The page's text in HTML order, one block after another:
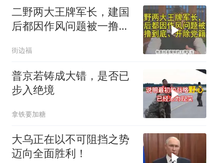
二野两大王牌军长，建国
后都因作风问题被一撸到
街边福
普京若铸成大错，是否已
步入绝境
拿铁要加糖
大乌正在以不可阻挡之势
迈向全面胜利！